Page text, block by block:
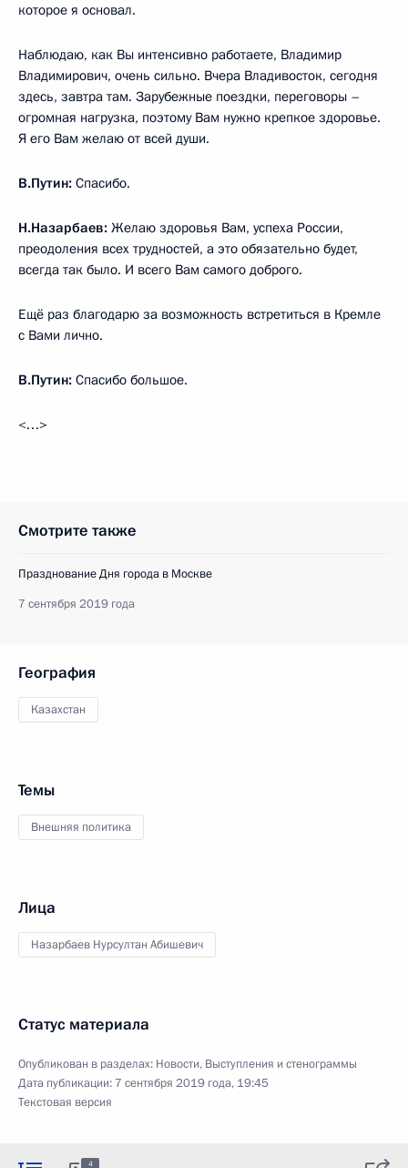
которое я основал.
Наблюдаю, как Вы интенсивно работаете, Владимир
Владимирович, очень сильно. Вчера Владивосток, сегодня
здесь, завтра там. Зарубежные поездки, переговоры –
огромная нагрузка, поэтому Вам нужно крепкое здоровье.
Я его Вам желаю от всей души.
В.Путин: Спасибо.
Н.Назарбаев: Желаю здоровья Вам, успеха России,
преодоления всех трудностей, а это обязательно будет,
всегда так было. И всего Вам самого доброго.
Ещё раз благодарю за возможность встретиться в Кремле
с Вами лично.
В.Путин: Спасибо большое.
<…>
Смотрите также
Празднование Дня города в Москве
7 сентября 2019 года
География
Казахстан
Темы
Внешняя политика
Лица
Назарбаев Нурсултан Абишевич
Статус материала
Опубликован в разделах: Новости, Выступления и стенограммы
Дата публикации: 7 сентября 2019 года, 19:45
Текстовая версия
4